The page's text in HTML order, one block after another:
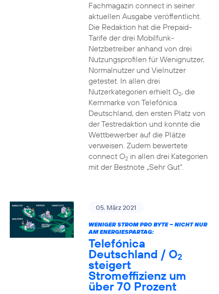
Fachmagazin connect in seiner
aktuellen Ausgabe veröffentlicht.
Die Redaktion hat die Prepaid-
Tarife der drei Mobilfunk-
Netzbetreiber anhand von drei
Nutzungsprofilen für Wenignutzer,
Normalnutzer und Vielnutzer
getestet. In allen drei
Nutzerkategorien erhielt O2, die
Kernmarke von Telefónica
Deutschland, den ersten Platz von
der Testredaktion und konnte die
Wettbewerber auf die Plätze
verweisen. Zudem bewertete
connect O2in allen drei Kategorien
mit der Bestnote „Sehr Gut“.
05. März 2021
WENIGER STROM PRO BYTE – NICHT NUR
AM ENERGIESPARTAG:
Telefónica
Deutschland / O2
steigert
Stromeffizienz um
über 70 Prozent